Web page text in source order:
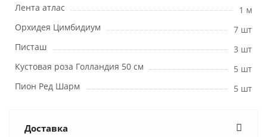
Лента атлас
1 м
Орхидея Цимбидиум
7 шт
Писташ
3 шт
Кустовая роза Голландия 50 см
5 шт
Пион Ред Шарм
5 шт
Доставка